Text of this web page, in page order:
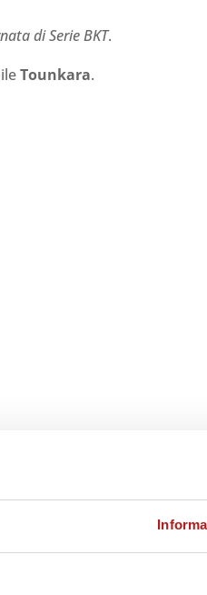
di Serie BKT.
Tounkara.